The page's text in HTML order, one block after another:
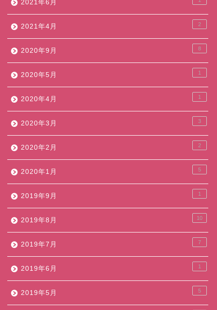
2021年6月
2021年4月 2
2020年9月 8
2020年5月 1
2020年4月 1
2020年3月 3
2020年2月 2
2020年1月 5
2019年9月 1
2019年8月 10
2019年7月 7
2019年6月 1
2019年5月 5